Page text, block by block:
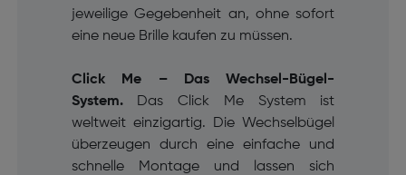
jeweilige Gegebenheit an, ohne sofort
eine neue Brille kaufen zu müssen.
Click Me – Das Wechsel-Bügel-
System. Das Click Me System ist
weltweit einzigartig. Die Wechselbügel
überzeugen durch eine einfache und
schnelle Montage und lassen sich